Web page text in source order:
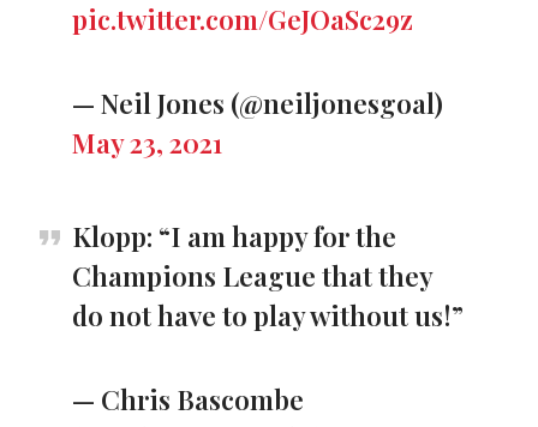
pic.twitter.com/GeJOaSc29z
— Neil Jones (@neiljonesgoal)
May 23, 2021
Klopp: “I am happy for the
Champions League that they
do not have to play without us!”
— Chris Bascombe